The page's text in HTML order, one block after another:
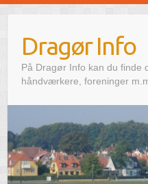
Dragør Info
På Dragør Info kan du finde
håndværkere, foreninger